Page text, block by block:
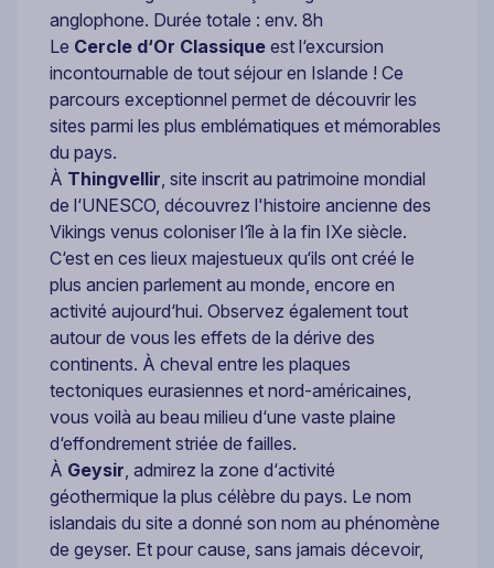
anglophone. Durée totale : env. 8h
Le Cercle d‘Or Classique est l‘excursion
incontournable de tout séjour en Islande ! Ce
parcours exceptionnel permet de découvrir les
sites parmi les plus emblématiques et mémorables
du pays.
À Thingvellir , site inscrit au patrimoine mondial
de l‘UNESCO, découvrez l'histoire ancienne des
Vikings venus coloniser l‘île à la fin IXe siècle.
C‘est en ces lieux majestueux qu‘ils ont créé le
plus ancien parlement au monde, encore en
activité aujourd‘hui. Observez également tout
autour de vous les effets de la dérive des
continents. À cheval entre les plaques
tectoniques eurasiennes et nord-américaines,
vous voilà au beau milieu d‘une vaste plaine
d‘effondrement striée de failles.
À Geysir , admirez la zone d‘activité
géothermique la plus célèbre du pays. Le nom
islandais du site a donné son nom au phénomène
de geyser. Et pour cause, sans jamais décevoir,